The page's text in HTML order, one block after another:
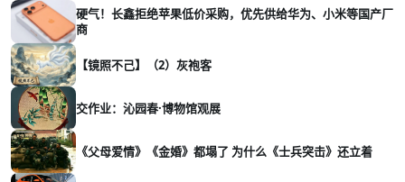
硬气！长鑫拒绝苹果低价采购，优先供给华为、小米等国产厂
商
【镜照不己】（2）灰袍客
交作业：沁园春·博物馆观展
《父母爱情》《金婚》都塌了 为什么《士兵突击》还立着